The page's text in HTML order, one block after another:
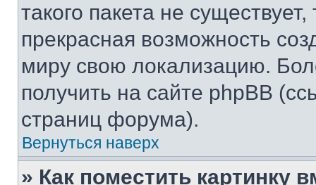
такого пакета не
прекрасная возможность
миру свою локализацию.
получить на сайте phpBB
страниц форума).
Вернуться наверх
» Как поместить картинку